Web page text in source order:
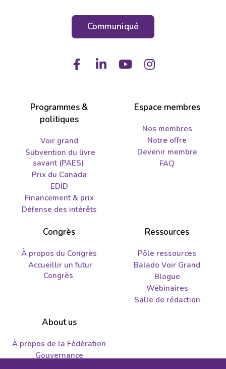
Communiqué
FacebookLinkedIn
YoutubeInstagram
Programmes &
politiques
Voir grand
Subvention du livre
savant (PAES)
Prix du Canada
EDID
Financement & prix
Défense des intérêts
Espace membres
Nos membres
Notre offre
Devenir membre
FAQ
Congrès
À propos du Congrès
Accueillir un futur
Congrès
Ressources
Pôle ressources
Balado Voir Grand
Blogue
Wébinaires
Salle de rédaction
About us
À propos de la Fédération
Gouvernance